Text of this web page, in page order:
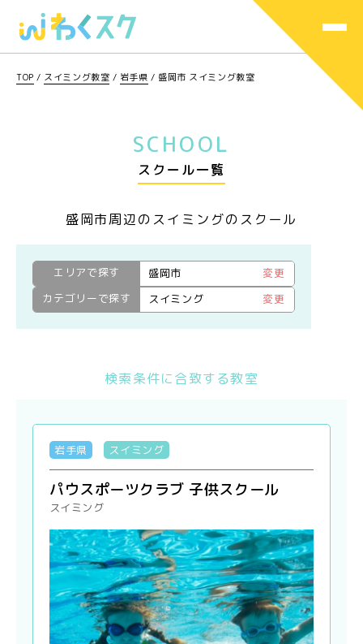
TOP / スイミング教室 / 岩手県 / 盛岡市 スイミング教室
SCHOOL
スクール一覧
盛岡市周辺のスイミングのスクール
エリアで探す 盛岡市
変更
カテゴリーで探す
スイミング 変更
検索条件に合致する教室
岩手県 スイミング
パウスポーツクラブ 子供スクール
スイミング